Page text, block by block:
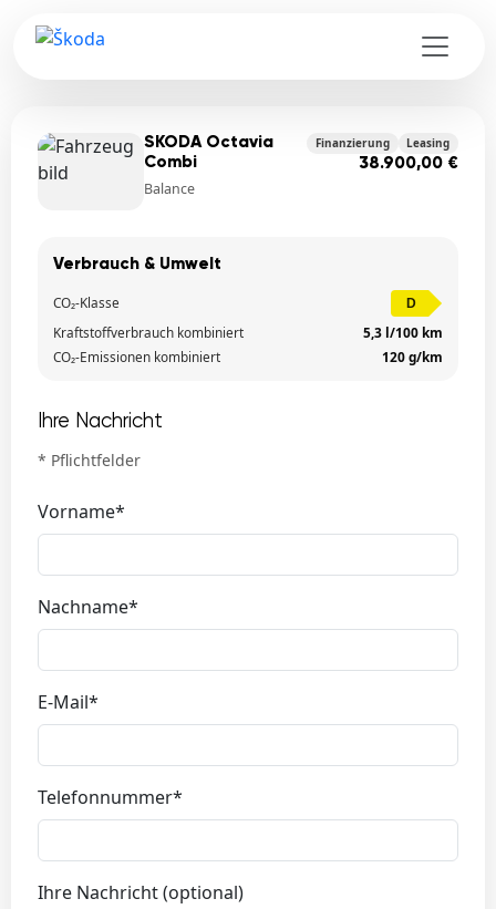
SKODA Octavia
Combi
Balance
Finanzierung Leasing
38.900,00 €
Verbrauch & Umwelt
CO₂-Klasse D
Kraftstoffverbrauch kombiniert
5,3 l/100 km
CO₂-Emissionen kombiniert
120 g/km
Ihre Nachricht
* Pflichtfelder
Vorname*
Nachname*
E-Mail*
Telefonnummer*
Ihre Nachricht (optional)